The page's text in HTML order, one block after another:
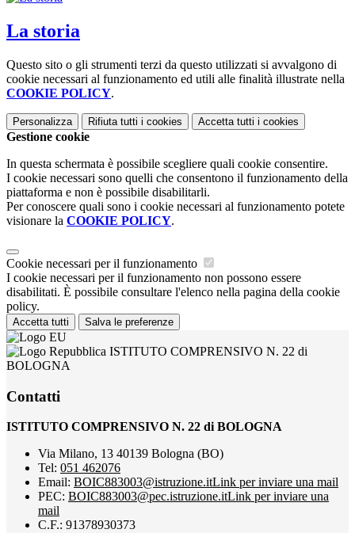
La storia
Questo sito o gli strumenti terzi da questo utilizzati si avvalgono di
cookie necessari al funzionamento ed utili alle finalità illustrate nella
COOKIE POLICY.
Personalizza Rifiuta tutti i cookies Accetta tutti i cookies
Gestione cookie
In questa schermata è possibile scegliere quali cookie consentire.
I cookie necessari sono quelli che consentono il funzionamento della
piattaforma e non è possibile disabilitarli.
Per conoscere quali sono i cookie necessari al funzionamento potete
visionare la COOKIE POLICY.
Cookie necessari per il funzionamento
I cookie necessari per il funzionamento non possono essere
disabilitati. È possibile consultare l'elenco nella pagina della cookie
policy.
Accetta tutti Salva le preferenze
ISTITUTO COMPRENSIVO N. 22 di
BOLOGNA
Contatti
ISTITUTO COMPRENSIVO N. 22 di BOLOGNA
Via Milano, 13 40139 Bologna (BO)
Tel: 051 462076
Email: BOIC883003@istruzione.itLink per inviare una mail
PEC: BOIC883003@pec.istruzione.itLink per inviare una
mail
C.F.: 91378930373